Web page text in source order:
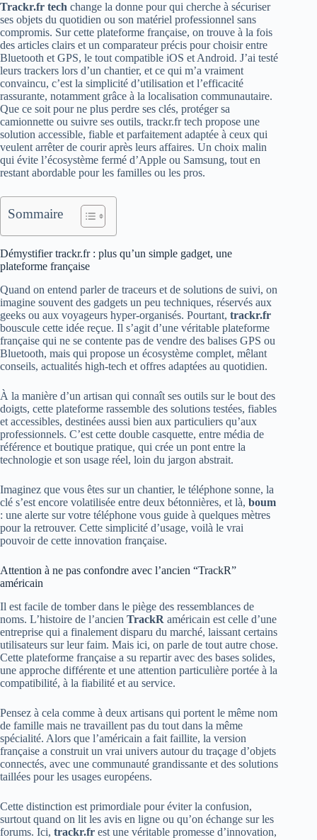
Trackr.fr tech change la donne pour qui cherche à sécuriser
ses objets du quotidien ou son matériel professionnel sans
compromis. Sur cette plateforme française, on trouve à la fois
des articles clairs et un comparateur précis pour choisir entre
Bluetooth et GPS, le tout compatible iOS et Android. J’ai testé
leurs trackers lors d’un chantier, et ce qui m’a vraiment
convaincu, c’est la simplicité d’utilisation et l’efficacité
rassurante, notamment grâce à la localisation communautaire.
Que ce soit pour ne plus perdre ses clés, protéger sa
camionnette ou suivre ses outils, trackr.fr tech propose une
solution accessible, fiable et parfaitement adaptée à ceux qui
veulent arrêter de courir après leurs affaires. Un choix malin
qui évite l’écosystème fermé d’Apple ou Samsung, tout en
restant abordable pour les familles ou les pros.
Sommaire
Démystifier trackr.fr : plus qu’un simple gadget, une
plateforme française
Quand on entend parler de traceurs et de solutions de suivi, on
imagine souvent des gadgets un peu techniques, réservés aux
geeks ou aux voyageurs hyper-organisés. Pourtant, trackr.fr
bouscule cette idée reçue. Il s’agit d’une véritable plateforme
française qui ne se contente pas de vendre des balises GPS ou
Bluetooth, mais qui propose un écosystème complet, mêlant
conseils, actualités high-tech et offres adaptées au quotidien.
À la manière d’un artisan qui connaît ses outils sur le bout des
doigts, cette plateforme rassemble des solutions testées, fiables
et accessibles, destinées aussi bien aux particuliers qu’aux
professionnels. C’est cette double casquette, entre média de
référence et boutique pratique, qui crée un pont entre la
technologie et son usage réel, loin du jargon abstrait.
Imaginez que vous êtes sur un chantier, le téléphone sonne, la
clé s’est encore volatilisée entre deux bétonnières, et là, boum
: une alerte sur votre téléphone vous guide à quelques mètres
pour la retrouver. Cette simplicité d’usage, voilà le vrai
pouvoir de cette innovation française.
Attention à ne pas confondre avec l’ancien “TrackR”
américain
Il est facile de tomber dans le piège des ressemblances de
noms. L’histoire de l’ancien TrackR américain est celle d’une
entreprise qui a finalement disparu du marché, laissant certains
utilisateurs sur leur faim. Mais ici, on parle de tout autre chose.
Cette plateforme française a su repartir avec des bases solides,
une approche différente et une attention particulière portée à la
compatibilité, à la fiabilité et au service.
Pensez à cela comme à deux artisans qui portent le même nom
de famille mais ne travaillent pas du tout dans la même
spécialité. Alors que l’américain a fait faillite, la version
française a construit un vrai univers autour du traçage d’objets
connectés, avec une communauté grandissante et des solutions
taillées pour les usages européens.
Cette distinction est primordiale pour éviter la confusion,
surtout quand on lit les avis en ligne ou qu’on échange sur les
forums. Ici, trackr.fr est une véritable promesse d’innovation,